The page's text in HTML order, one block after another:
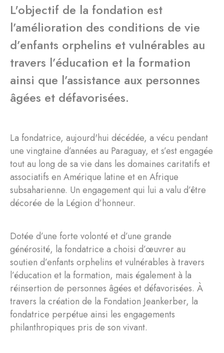
L'objectif de la fondation est
l’amélioration des conditions de vie
d’enfants orphelins et vulnérables au
travers l’éducation et la formation
ainsi que l’assistance aux personnes
âgées et défavorisées.
La fondatrice, aujourd'hui décédée, a vécu pendant
une vingtaine d’années au Paraguay, et s’est engagée
tout au long de sa vie dans les domaines caritatifs et
associatifs en Amérique latine et en Afrique
subsaharienne. Un engagement qui lui a valu d’être
décorée de la Légion d’honneur.
Dotée d’une forte volonté et d’une grande
générosité, la fondatrice a choisi d’œuvrer au
soutien d’enfants orphelins et vulnérables à travers
l’éducation et la formation, mais également à la
réinsertion de personnes âgées et défavorisées. À
travers la création de la Fondation Jeankerber, la
fondatrice perpétue ainsi les engagements
philanthropiques pris de son vivant.